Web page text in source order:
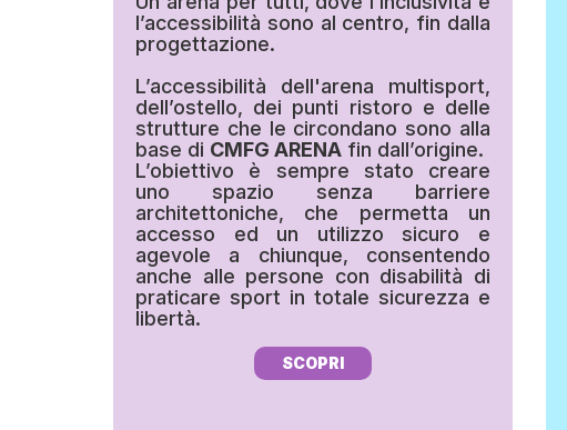
l’accessibilità sono al centro, fin dalla
progettazione.
L’accessibilità dell'arena multisport,
dell’ostello, dei punti ristoro e delle
strutture che le circondano sono alla
base di CMFG ARENA fin dall’origine.
L’obiettivo è sempre stato creare
uno spazio senza barriere
architettoniche, che permetta un
accesso ed un utilizzo sicuro e
agevole a chiunque, consentendo
anche alle persone con disabilità di
praticare sport in totale sicurezza e
libertà.
SCOPRI